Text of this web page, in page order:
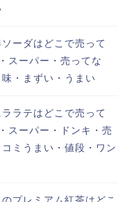
ーダはどこで売って
スーパー・売ってな
・まずい・うまい
ラテはどこで売って
スーパー・ドンキ・売
ミうまい・値段・ワン